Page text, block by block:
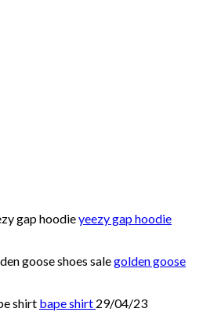
yeezy gap hoodie
golden goose
bape shirt 29/04/23